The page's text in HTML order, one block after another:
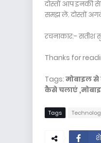
दोस्तों आप इनकी
समझ लें. दोस्तों
रचनाकार:- सतीश
Thanks for
Tags: मोबाइल
कैसे चलाएं
Tags